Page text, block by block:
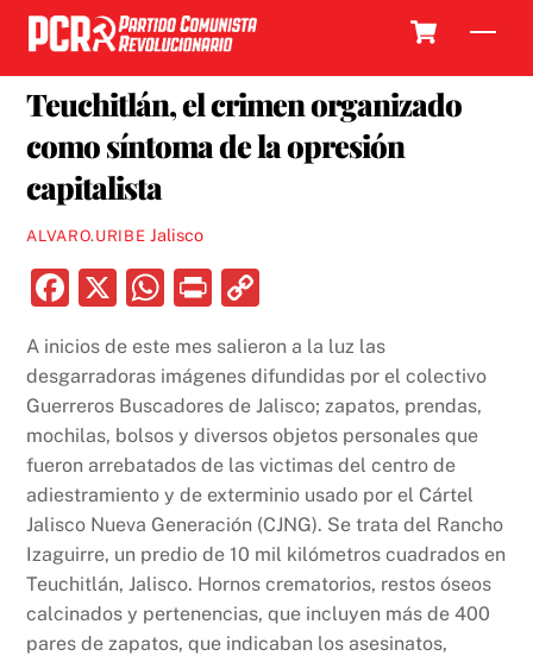
Skip
content
Teuchitlán, el crimen organizado
como síntoma de la opresión
capitalista
ALVARO.URIBE Jalisco
F
c
e
b
o
o
k
X
W
at
s
A
p
p
P
nt p
y
Li
n
k
A inicios de este mes salieron a la luz las
desgarradoras imágenes difundidas por el colectivo
Guerreros Buscadores de Jalisco; zapatos, prendas,
mochilas, bolsos y diversos objetos personales que
fueron arrebatados de las victimas del centro de
adiestramiento y de exterminio usado por el Cártel
Jalisco Nueva Generación (CJNG). Se trata del Rancho
Izaguirre, un predio de 10 mil kilómetros cuadrados en
Teuchitlán, Jalisco. Hornos crematorios, restos óseos
calcinados y pertenencias, que incluyen más de 400
pares de zapatos, que indicaban los asesinatos,